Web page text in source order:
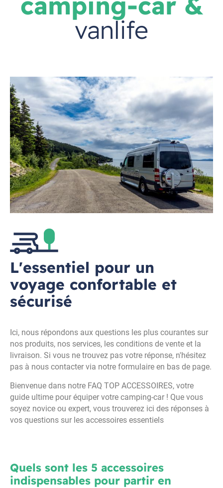
vanlife
L'essentiel pour un
voyage confortable et
sécurisé
Ici, nous répondons aux questions les plus courantes sur
nos produits, nos services, les conditions de vente et la
livraison. Si vous ne trouvez pas votre réponse, n'hésitez
pas à nous contacter via notre formulaire en bas de page.
Bienvenue dans notre FAQ TOP ACCESSOIRES, votre
guide ultime pour équiper votre camping-car ! Que vous
soyez novice ou expert, vous trouverez ici des réponses à
vos questions sur les accessoires essentiels
Quels sont les 5 accessoires
indispensables pour partir en